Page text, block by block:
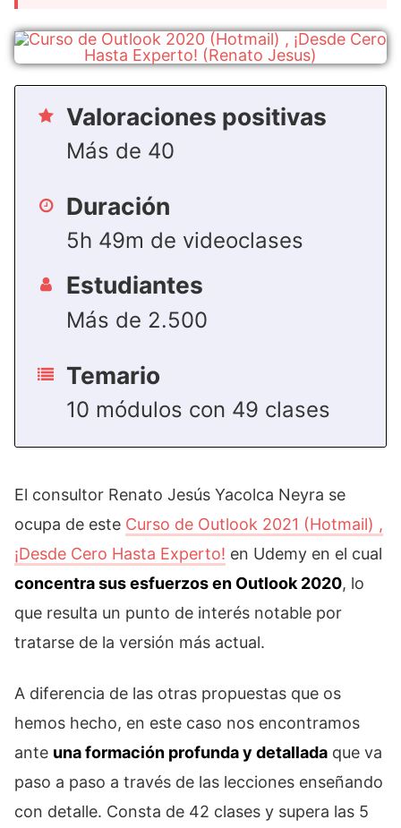
Valoraciones positivas
Más de 40
Duración
5h 49m de videoclases
Estudiantes
Más de 2.500
Temario
10 módulos con 49 clases
El consultor Renato Jesús Yacolca Neyra se
ocupa de este Curso de Outlook 2021 (Hotmail) ,
¡Desde Cero Hasta Experto! en Udemy en el cual
concentra sus esfuerzos en Outlook 2020, lo
que resulta un punto de interés notable por
tratarse de la versión más actual.
A diferencia de las otras propuestas que os
hemos hecho, en este caso nos encontramos
ante una formación profunda y detallada que va
paso a paso a través de las lecciones enseñando
con detalle. Consta de 42 clases y supera las 5